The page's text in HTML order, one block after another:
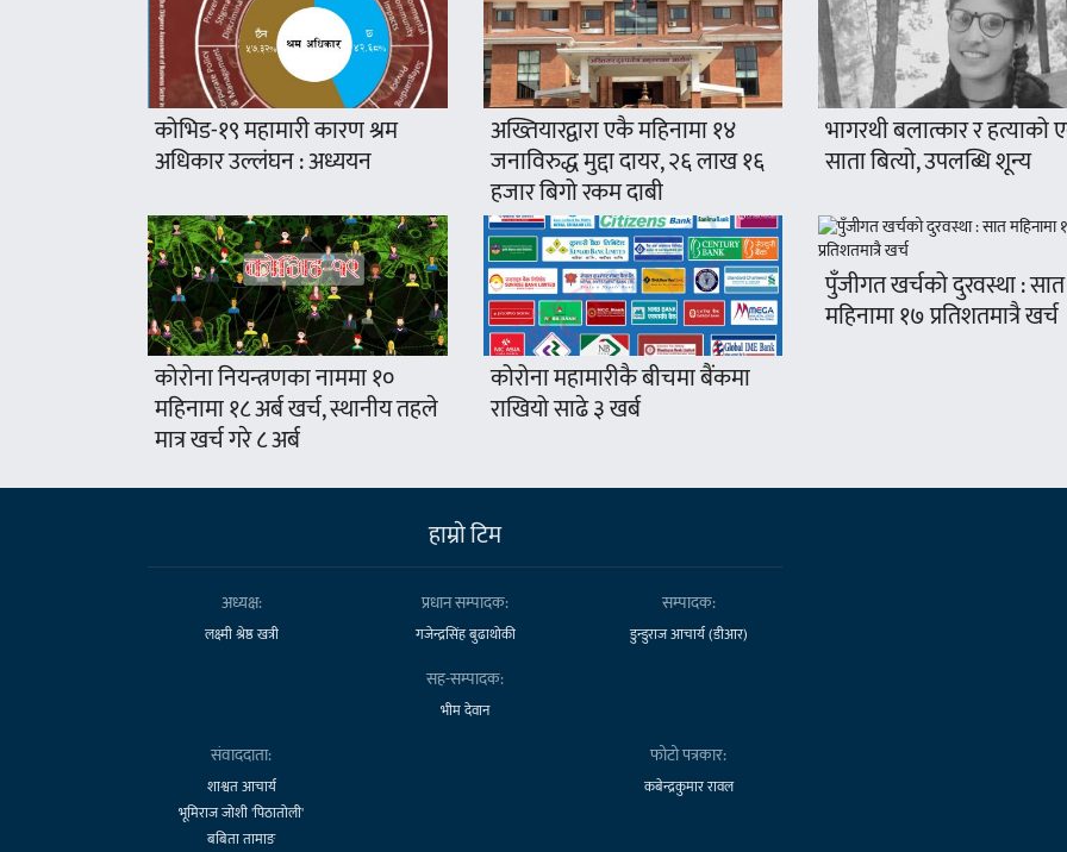
कोभिड-१९ महामारी कारण श्रम
अधिकार उल्लंघन : अध्ययन
अख्तियारद्वारा एकै महिनामा १४
जनाविरुद्ध मुद्दा दायर, २६ लाख १६
हजार बिगो रकम दाबी
भागरथी बलात्कार र हत्याको
साता बित्यो, उपलब्धि शून्य
कोरोना नियन्त्रणका नाममा १०
महिनामा १८ अर्ब खर्च, स्थानीय तहले
मात्र खर्च गरे ८ अर्ब
कोरोना महामारीकै बीचमा बैंकमा
राखियो साढे ३ खर्ब
पुँजीगत खर्चको दुरवस्था : सात
महिनामा १७ प्रतिशतमात्रै खर्च
हाम्राे टिम
अध्यक्ष:
लक्ष्मी श्रेष्ठ खत्री
प्रधान सम्पादक:
गजेन्द्रसिंह बुढाथोकी
सम्पादक:
डुन्डुराज आचार्य (डीआर)
सह-सम्पादक:
भीम देवान
संवाददाता:
शाश्वत आचार्य
भूमिराज जोशी 'पिठातोली'
बबिता तामाङ
फोटो पत्रकार:
कबेन्द्रकुमार रावल